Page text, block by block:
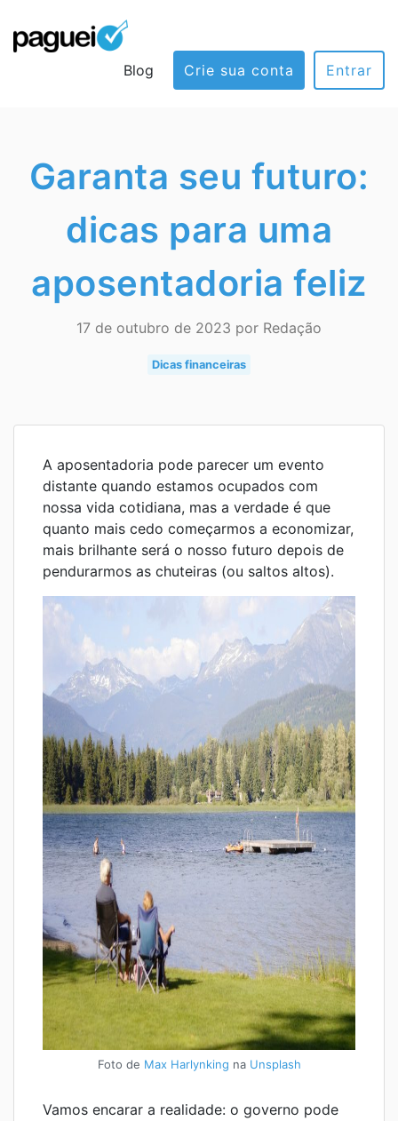
Blog Crie sua conta Entrar
Garanta seu futuro:
dicas para uma
aposentadoria feliz
17 de outubro de 2023 por Redação
Dicas financeiras
A aposentadoria pode parecer um evento
distante quando estamos ocupados com
nossa vida cotidiana, mas a verdade é que
quanto mais cedo começarmos a economizar,
mais brilhante será o nosso futuro depois de
pendurarmos as chuteiras (ou saltos altos).
Foto de Max Harlynking na Unsplash
Vamos encarar a realidade: o governo pode